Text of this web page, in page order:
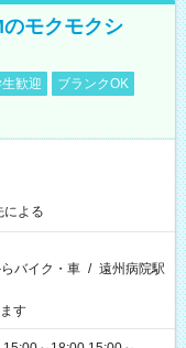
のモクモクシ
歓迎
ブランクOK
よる
バイク・車 / 遠州病院駅
す